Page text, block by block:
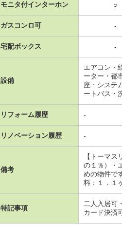
モニタ付インターホン ○
ガスコンロ可 -
宅配ボックス -
設備
エアコン・
ーター・都
座・システ
ートバス・
リフォーム履歴 -
リノベーション履歴 -
備考
【トーマ
の１％）・
めの物件で
料：１．１
特記事項
二人入居可
カード決済